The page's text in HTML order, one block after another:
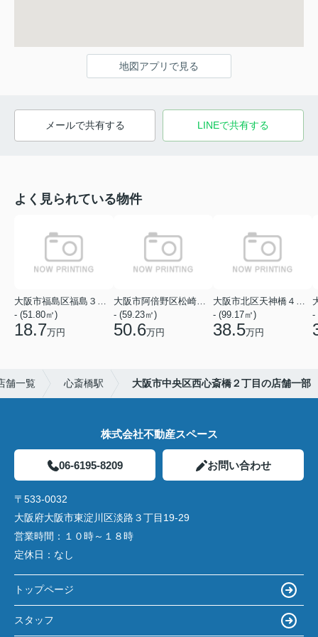
地図アプリで見る
メールで共有する LINEで共有する
よく見られている物件
- (51.80㎡)
18.7万円
- (59.23㎡)
50.6万円
- (99.17㎡)
38.5万円
-
舗一覧 心斎橋駅 大阪市中央区西心斎橋２丁目の店舗一部
株式会社不動産スペース
06-6195-8209 お問い合わせ
〒533-0032
大阪府大阪市東淀川区淡路３丁目19-29
営業時間： １０時～１８時
定休日： なし
トップページ
スタッフ